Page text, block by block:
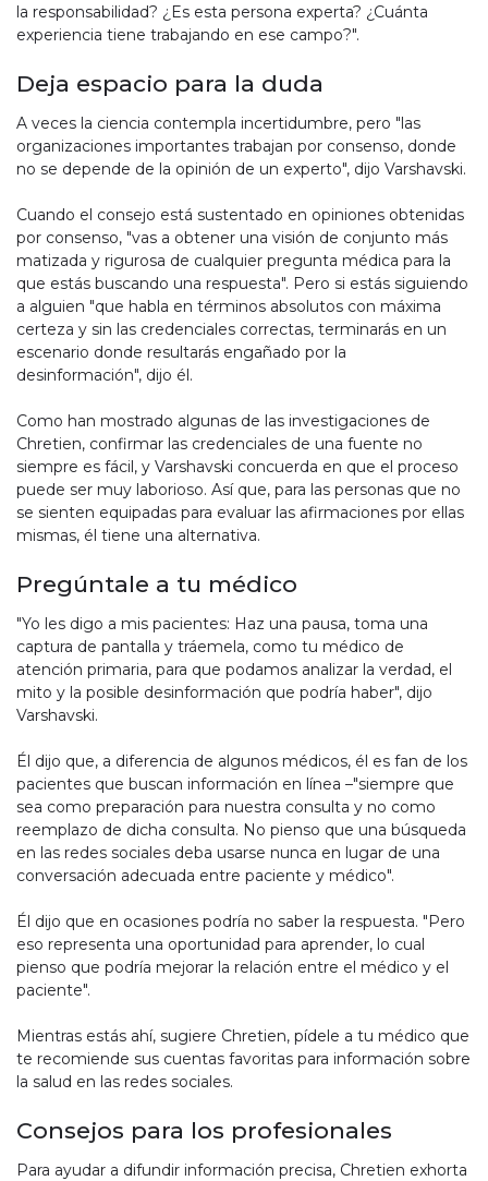
la responsabilidad? ¿Es esta persona experta? ¿Cuánta
experiencia tiene trabajando en ese campo?".
Deja espacio para la duda
A veces la ciencia contempla incertidumbre, pero "las
organizaciones importantes trabajan por consenso, donde
no se depende de la opinión de un experto", dijo Varshavski.
Cuando el consejo está sustentado en opiniones obtenidas
por consenso, "vas a obtener una visión de conjunto más
matizada y rigurosa de cualquier pregunta médica para la
que estás buscando una respuesta". Pero si estás siguiendo
a alguien "que habla en términos absolutos con máxima
certeza y sin las credenciales correctas, terminarás en un
escenario donde resultarás engañado por la
desinformación", dijo él.
Como han mostrado algunas de las investigaciones de
Chretien, confirmar las credenciales de una fuente no
siempre es fácil, y Varshavski concuerda en que el proceso
puede ser muy laborioso. Así que, para las personas que no
se sienten equipadas para evaluar las afirmaciones por ellas
mismas, él tiene una alternativa.
Pregúntale a tu médico
"Yo les digo a mis pacientes: Haz una pausa, toma una
captura de pantalla y tráemela, como tu médico de
atención primaria, para que podamos analizar la verdad, el
mito y la posible desinformación que podría haber", dijo
Varshavski.
Él dijo que, a diferencia de algunos médicos, él es fan de los
pacientes que buscan información en línea –"siempre que
sea como preparación para nuestra consulta y no como
reemplazo de dicha consulta. No pienso que una búsqueda
en las redes sociales deba usarse nunca en lugar de una
conversación adecuada entre paciente y médico".
Él dijo que en ocasiones podría no saber la respuesta. "Pero
eso representa una oportunidad para aprender, lo cual
pienso que podría mejorar la relación entre el médico y el
paciente".
Mientras estás ahí, sugiere Chretien, pídele a tu médico que
te recomiende sus cuentas favoritas para información sobre
la salud en las redes sociales.
Consejos para los profesionales
Para ayudar a difundir información precisa, Chretien exhorta